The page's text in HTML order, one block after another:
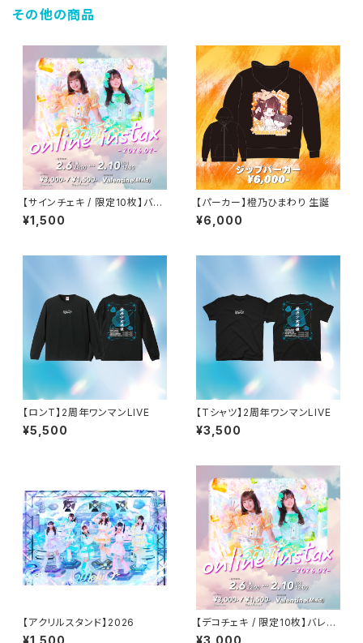
その他の商品
【サインチェキ / 限定10枚】バレ
ンタイン(メイド)
¥1,500
【パーカー】橙乃ひまわり 生誕
¥6,000
【ロンT】2周年ワンマンLIVE
¥5,500
【Tシャツ】2周年ワンマンLIVE
¥3,500
【アクリルスタンド】2026
¥1,500
【デコチェキ / 限定10枚】バレン
タイン(メイド)
¥3,000